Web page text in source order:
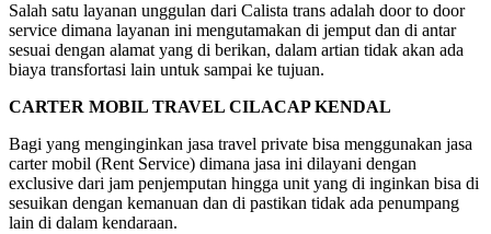
Salah satu layanan unggulan dari Calista trans adalah door to door
service dimana layanan ini mengutamakan di jemput dan di antar
sesuai dengan alamat yang di berikan, dalam artian tidak akan ada
biaya transfortasi lain untuk sampai ke tujuan.
CARTER MOBIL TRAVEL CILACAP KENDAL
Bagi yang menginginkan jasa travel private bisa menggunakan jasa
carter mobil (Rent Service) dimana jasa ini dilayani dengan
exclusive dari jam penjemputan hingga unit yang di inginkan bisa di
sesuikan dengan kemanuan dan di pastikan tidak ada penumpang
lain di dalam kendaraan.